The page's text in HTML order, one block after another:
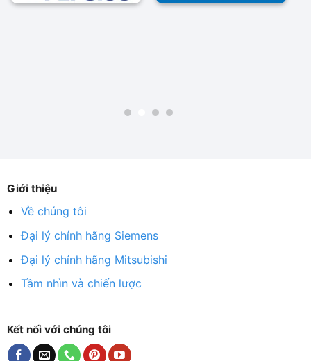
Giới thiệu
Về chúng tôi
Đại lý chính hãng Siemens
Đại lý chính hãng Mitsubishi
Tầm nhìn và chiến lược
Kết nối với chúng tôi